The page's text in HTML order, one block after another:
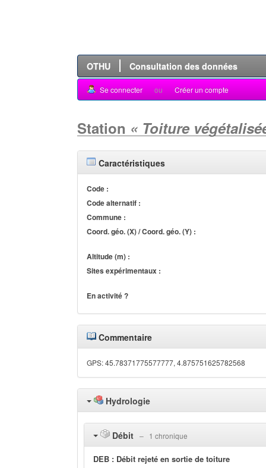
OTHU Consultation des données
Se connecter ou Créer un compte
Station « Toiture
Caractéristiques
Code :
Code alternatif :
Commune :
Coord. géo. (X) / Coord. géo. (Y) :
Altitude (m) :
Sites expérimentaux :
En activité ?
Commentaire
GPS: 45.78371775577777, 4.875751625782568
Hydrologie
Débit ‒ 1 chronique
DEB : Débit rejeté en sortie de toiture